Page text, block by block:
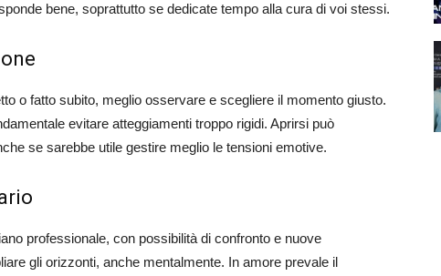
bene, soprattutto se dedicate tempo alla cura di voi stessi.
o fatto subito, meglio osservare e scegliere il momento giusto.
evitare atteggiamenti troppo rigidi. Aprirsi può
se sarebbe utile gestire meglio le tensioni emotive.
professionale, con possibilità di confronto e nuove
gli orizzonti, anche mentalmente. In amore prevale il